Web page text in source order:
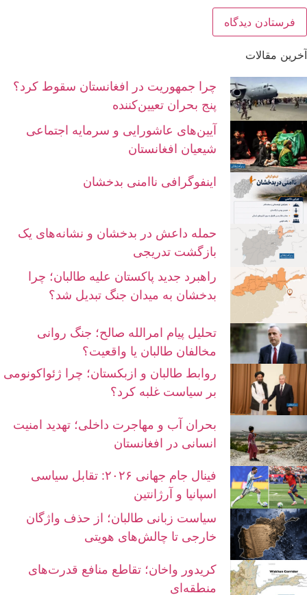
آخرین مقالات
چرا جمهوریت در افغانستان سقوط کرد؟
پنج بحران تعیین‌کننده
آیین‌های عاشورایی و سرمایه اجتماعی
شیعیان افغانستان
اینفوگرافی ناامنی بدخشان
حمله داعش در بدخشان و نشانه‌های یک
بازگشت تدریجی
راهبرد جدید پاکستان علیه طالبان؛ چرا
بدخشان به میدان جنگ تبدیل شد؟
تحلیل پیام امرالله صالح؛ جنگ روانی
مخالفان طالبان یا واقعیت؟
روابط طالبان و ازبکستان؛ چرا ژئواکونومی
بر سیاست غلبه کرد؟
بحران آب و مهاجرت داخلی؛ تهدید امنیت
انسانی در افغانستان
فینال جام جهانی ۲۰۲۶: تقابل سیاسی
اسپانیا و آرژانتین
سیاست زبانی طالبان؛ از حذف واژگان
خارجی تا چالش‌های هویتی
کریدور واخان؛ تقاطع منافع قدرت‌های
منطقه‌ای